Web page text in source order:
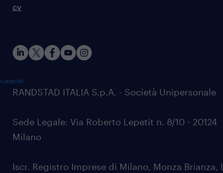
cv
RANDSTAD ITALIA S.p.A. - Società Unipersonale
Sede Legale: Via Roberto Lepetit n. 8/10 - 20124
Milano
Iscr. Registro Imprese di Milano, Monza Brianza,